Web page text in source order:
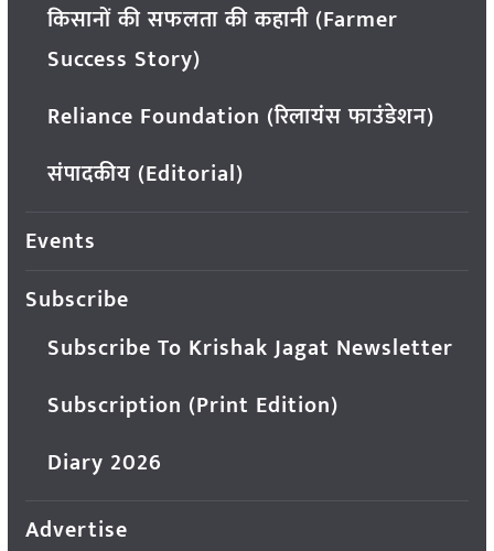
किसानों की सफलता की कहानी (Farmer
Success Story)
Reliance Foundation (रिलायंस फाउंडेशन)
संपादकीय (Editorial)
Events
Subscribe
Subscribe To Krishak Jagat Newsletter
Subscription (Print Edition)
Diary 2026
Advertise